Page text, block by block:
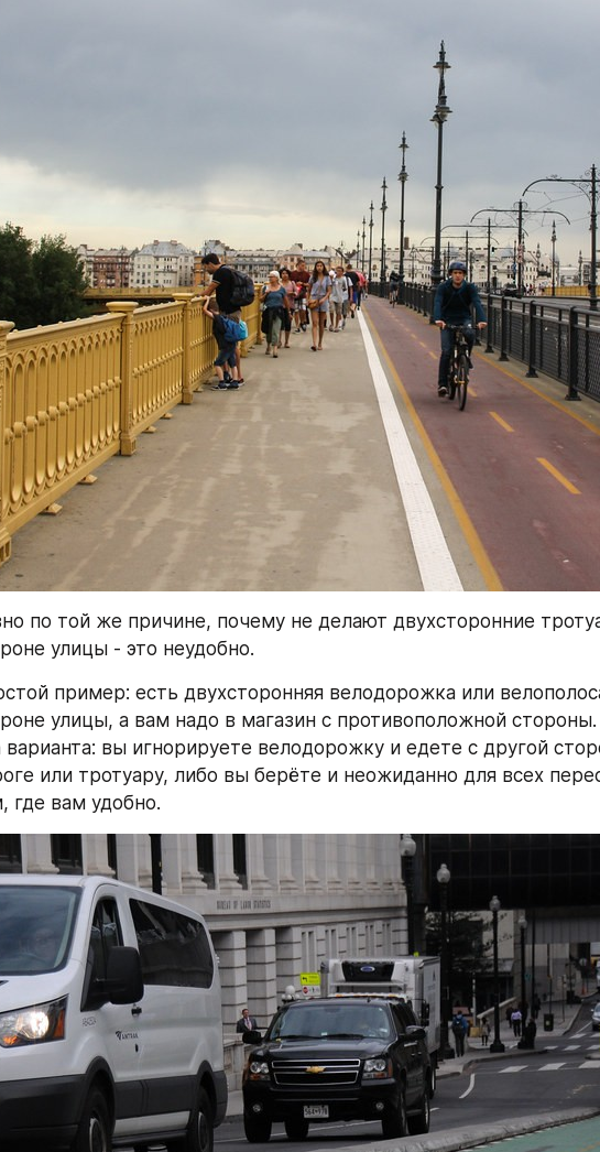
по той же причине, почему не делают двухсторонние
улицы - это неудобно.
пример: есть двухсторонняя велодорожка или
улицы, а вам надо в магазин с противоположной
варианта: вы игнорируете велодорожку и едете с другой
или тротуару, либо вы берёте и неожиданно для всех
где вам удобно.